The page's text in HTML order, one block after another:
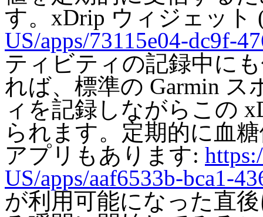
す。xDrip ウィジェット
US/apps/73115e04-dc9f-
ティビティの記録中に
れば、標準の Garmin
ィを記録しながらこの
られます。定期的に血
アプリもあります:
US/apps/aaf6533b-bca1-
が利用可能になった直